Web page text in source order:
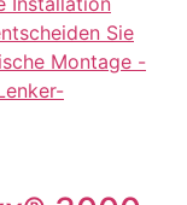
Sie
Montage -